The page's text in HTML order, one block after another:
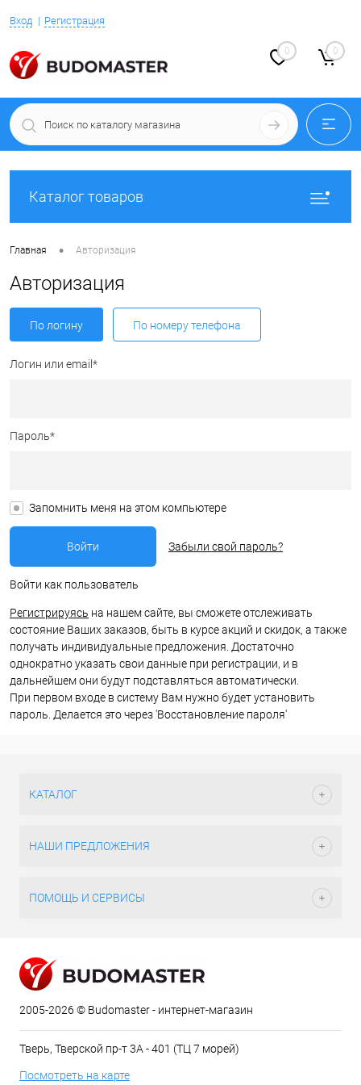
Вход Регистрация
0 0
Каталог товаров
Главная • Авторизация
Авторизация
По логину По номеру телефона
Логин или email*
Пароль*
Запомнить меня на этом компьютере
Забыли свой пароль?
Войти как пользователь
Регистрируясь на нашем сайте, вы сможете отслеживать
состояние Ваших заказов, быть в курсе акций и скидок, а также
получать индивидуальные предложения. Достаточно
однократно указать свои данные при регистрации, и в
дальнейшем они будут подставляться автоматически.
При первом входе в систему Вам нужно будет установить
пароль. Делается это через 'Восстановление пароля'
КАТАЛОГ
НАШИ ПРЕДЛОЖЕНИЯ
ПОМОЩЬ И СЕРВИСЫ
2005-2026 © Budomaster - интернет-магазин
Тверь, Тверской пр-т 3А - 401 (ТЦ 7 морей)
Посмотреть на карте